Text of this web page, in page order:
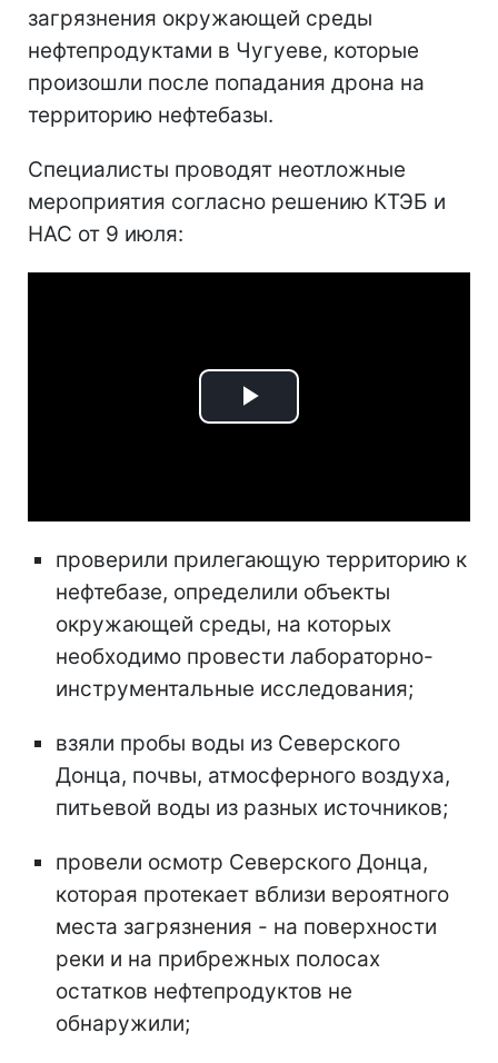
загрязнения окружающей среды
нефтепродуктами в Чугуеве, которые
произошли после попадания дрона на
территорию нефтебазы.
Специалисты проводят неотложные
мероприятия согласно решению КТЭБ и
НАС от 9 июля:
Play
проверили прилегающую территорию к
нефтебазе, определили объекты
окружающей среды, на которых
необходимо провести лабораторно-
инструментальные исследования;
взяли пробы воды из Северского
Донца, почвы, атмосферного воздуха,
питьевой воды из разных источников;
провели осмотр Северского Донца,
которая протекает вблизи вероятного
места загрязнения - на поверхности
реки и на прибрежных полосах
остатков нефтепродуктов не
обнаружили;